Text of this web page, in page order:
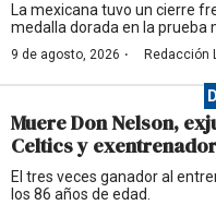
La mexicana tuvo un cierre
medalla dorada en la prueba
9 de agosto, 2026 · Redacción
Muere Don Nelson,
Celtics y
El tres veces ganador al
los 86 años de edad.